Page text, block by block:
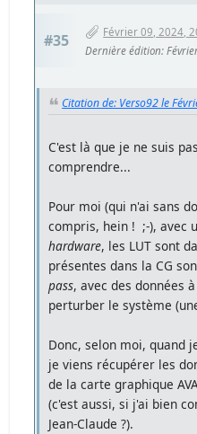
#35
Février 09, 2024,
Dernière édition:
Citation de: Verso92 le
C'est là que je ne suis
comprendre...
Pour moi (qui n'ai sans
compris, hein ! ;-), avec
hardware, les LUT sont
présentes dans la CG
pass, avec des données
perturber le système
Donc, selon moi, quand
je viens récupérer les
de la carte graphique
(c'est aussi, si j'ai bien
Jean-Claude ?).